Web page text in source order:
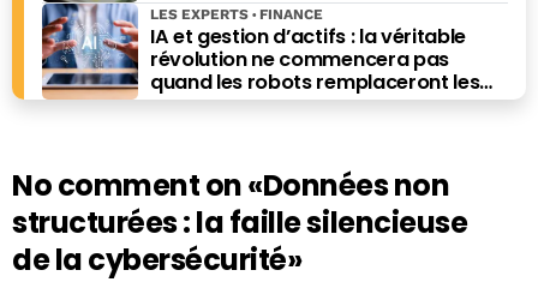
IA et gestion d’actifs : la véritable
révolution ne commencera pas
quand les robots remplaceront les
financiers. Elle commencera quand ils
LES EXPERTS FINANCE
No comment on«Données non
structurées : la faille silencieuse
de la cybersécurité»